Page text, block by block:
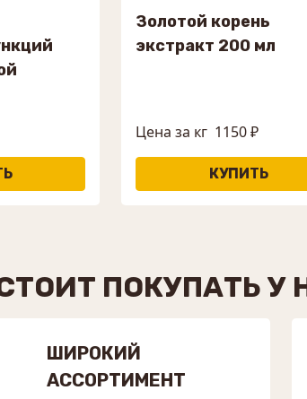
Золотой корень
экстракт 200 мл
Цена за кг 1150 ₽
ПОКУПАТЬ У
ШИРОКИЙ
АССОРТИМЕНТ